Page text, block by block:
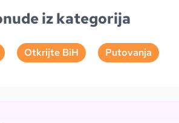
iz kategorija
Otkrijte BiH Putovanja